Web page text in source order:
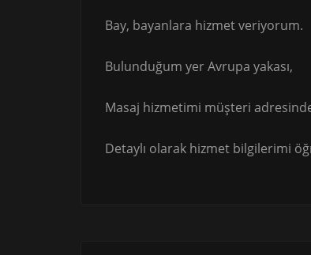
Bay, bayanlara hizmet veriyorum.
Bulunduğum yer Avrupa yakası,
Masaj hizmetimi müşteri
Detaylı olarak hizmet bilgilerimi